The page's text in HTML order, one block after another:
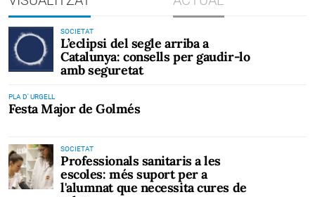
SOCIETAT
L’eclipsi del segle arriba a
Catalunya: consells per gaudir-lo
amb seguretat
PLA D' URGELL
Festa Major de Golmés
SOCIETAT
Professionals sanitaris a les
escoles: més suport per a
l'alumnat que necessita cures de